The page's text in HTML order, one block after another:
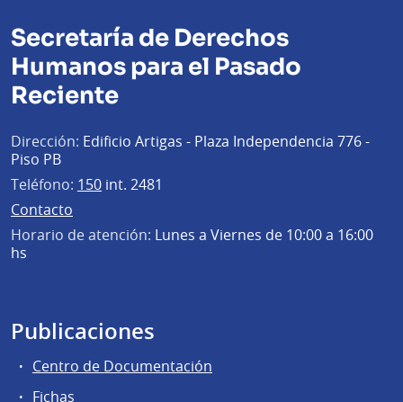
Secretaría de Derechos
Humanos para el Pasado
Reciente
Dirección: Edificio Artigas - Plaza Independencia 776 -
Piso PB
Teléfono: 150 int. 2481
Contacto
Horario de atención: Lunes a Viernes de 10:00 a 16:00
hs
Publicaciones
Centro de Documentación
Fichas